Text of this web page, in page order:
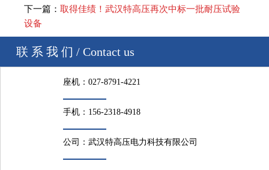
下一篇： 取得佳绩！武汉特高压再次中标一批耐压试验
设备
联 系 我 们 / Contact us
座机： 027-8791-4221
手机： 156-2318-4918
公司： 武汉特高压电力科技有限公司